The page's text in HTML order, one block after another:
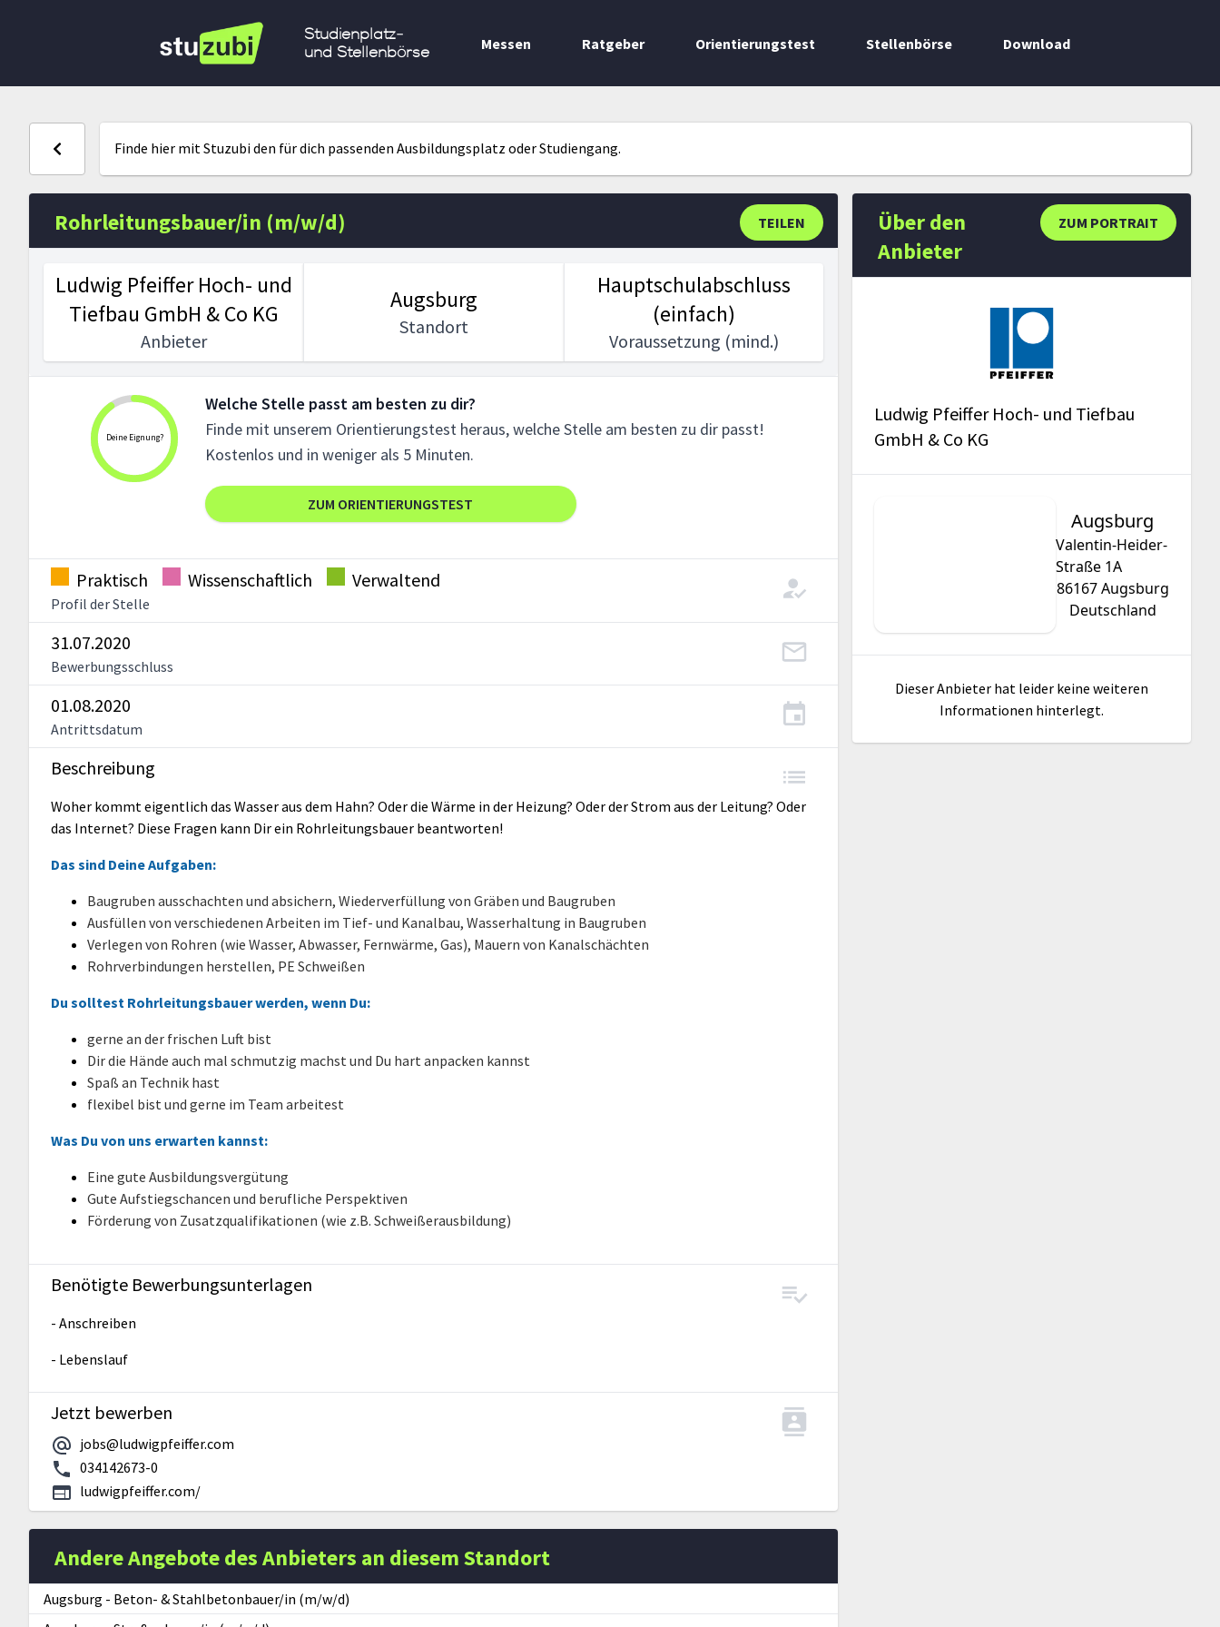
Studienplatz-
und Stellenbörse
Messen Ratgeber Orientierungstest Stellenbörse Download
Finde hier mit Stuzubi den für dich passenden Ausbildungsplatz oder Studiengang.
TEILEN
Rohrleitungsbauer/in (m/w/d)
Ludwig Pfeiffer Hoch- und
Tiefbau GmbH & Co KG
Anbieter
Augsburg
Standort
Hauptschulabschluss
(einfach)
Voraussetzung (mind.)
Deine Eignung?
Welche Stelle passt am besten zu dir?
Finde mit unserem Orientierungstest heraus, welche Stelle am besten zu dir passt!
Kostenlos und in weniger als 5 Minuten.
ZUM ORIENTIERUNGSTEST
Praktisch Wissenschaftlich Verwaltend
Profil der Stelle
31.07.2020
Bewerbungsschluss
01.08.2020
Antrittsdatum
Beschreibung
Woher kommt eigentlich das Wasser aus dem Hahn? Oder die Wärme in der Heizung? Oder der Strom aus der Leitung? Oder
das Internet? Diese Fragen kann Dir ein Rohrleitungsbauer beantworten!
Das sind Deine Aufgaben:
Baugruben ausschachten und absichern, Wiederverfüllung von Gräben und Baugruben
Ausfüllen von verschiedenen Arbeiten im Tief- und Kanalbau, Wasserhaltung in Baugruben
Verlegen von Rohren (wie Wasser, Abwasser, Fernwärme, Gas), Mauern von Kanalschächten
Rohrverbindungen herstellen, PE Schweißen
Du solltest Rohrleitungsbauer werden, wenn Du:
gerne an der frischen Luft bist
Dir die Hände auch mal schmutzig machst und Du hart anpacken kannst
Spaß an Technik hast
flexibel bist und gerne im Team arbeitest
Was Du von uns erwarten kannst:
Eine gute Ausbildungsvergütung
Gute Aufstiegschancen und berufliche Perspektiven
Förderung von Zusatzqualifikationen (wie z.B. Schweißerausbildung)
Benötigte Bewerbungsunterlagen
- Anschreiben
- Lebenslauf
Jetzt bewerben
jobs@ludwigpfeiffer.com
034142673-0
ludwigpfeiffer.com/
Andere Angebote des Anbieters an diesem Standort
Augsburg - Beton- & Stahlbetonbauer/in (m/w/d)
ZUM PORTRAIT
Über den
Anbieter
Ludwig Pfeiffer Hoch- und Tiefbau
GmbH & Co KG
Augsburg
Valentin-Heider-
Straße 1A
86167 Augsburg
Deutschland
Dieser Anbieter hat leider keine weiteren
Informationen hinterlegt.